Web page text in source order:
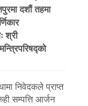
दशौं तहमा
श्री
निवेदकले प्राप्त
सम्पत्ति आर्जन